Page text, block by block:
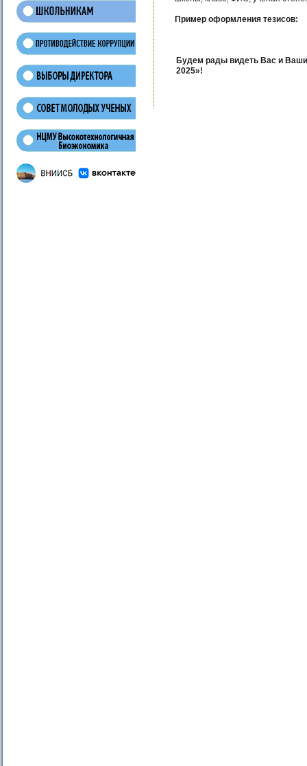
Пример оформления тезисов:
Будем рады видеть Вас и
2025»!